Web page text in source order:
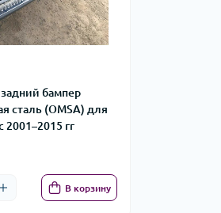
бампер
сталь (OMSA) для
2001–2015 гг
В корзину